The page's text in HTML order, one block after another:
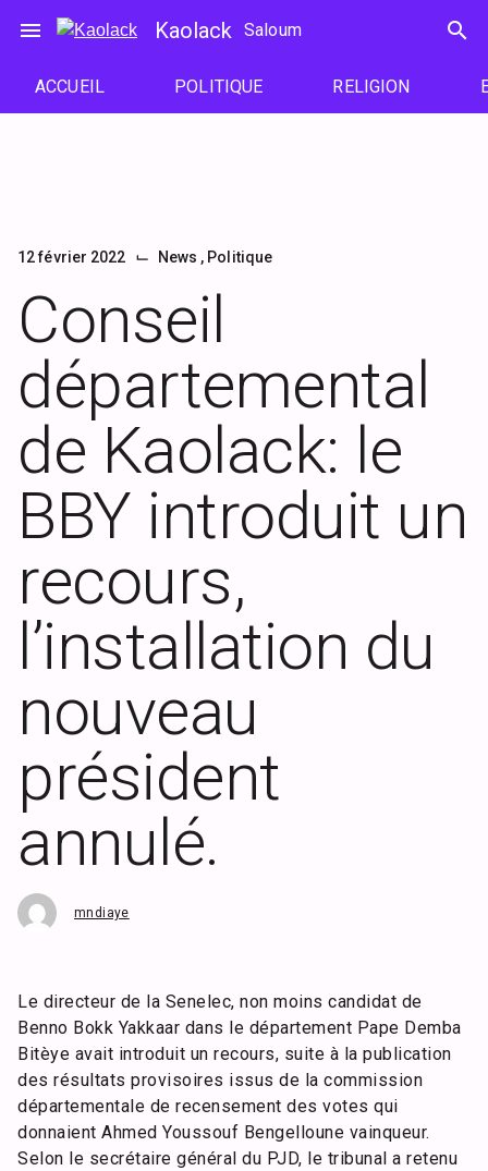
menu Kaolack Saloum search
ACCUEIL POLITIQUE RELIGION
12 février 2022 ⌙ News , Politique
Conseil
départemental
de Kaolack: le
BBY introduit un
recours,
l’installation du
nouveau
président
annulé.
mndiaye
Le directeur de la Senelec, non moins candidat de
Benno Bokk Yakkaar dans le département Pape Demba
Bitèye avait introduit un recours, suite à la publication
des résultats provisoires issus de la commission
départementale de recensement des votes qui
donnaient Ahmed Youssouf Bengelloune vainqueur.
Selon le secrétaire général du PJD, le tribunal a retenu